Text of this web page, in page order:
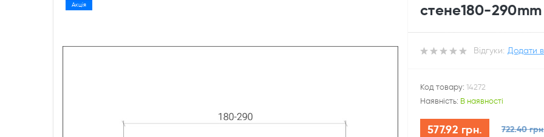
Акція
стене180-290mm
Відгуки: Додати
Код товару: 14272
Наявність: В наявності
577.92 грн. 722.40